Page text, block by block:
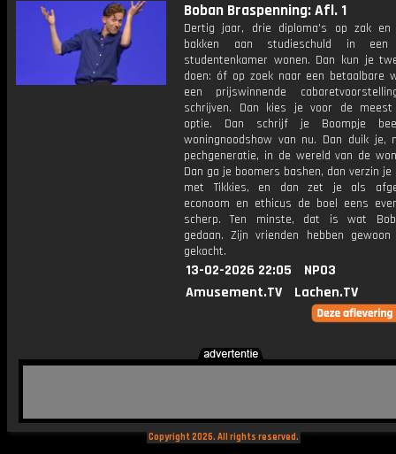
Boban Braspenning: Afl. 1
Dertig jaar, drie diploma's op zak
bakken aan studieschuld in een
studentenkamer wonen. Dan kun je
doen: óf op zoek naar een betaalbare
een prijswinnende
schrijven. Dan kies je voor de meest
optie. Dan schrijf je Boompje
woningnoodshow van nu. Dan duik je,
pechgeneratie, in de wereld van de
Dan ga je boomers bashen, dan verzin
met Tikkies, en dan zet je als
econoom en ethicus de boel eens
scherp. Ten minste, dat is wat
gedaan. Zijn vrienden hebben
gekocht.
13-02-2026 22:05
NPO3
Amusement.TV
Lachen.TV
Copyright 2026. All rights reserved.